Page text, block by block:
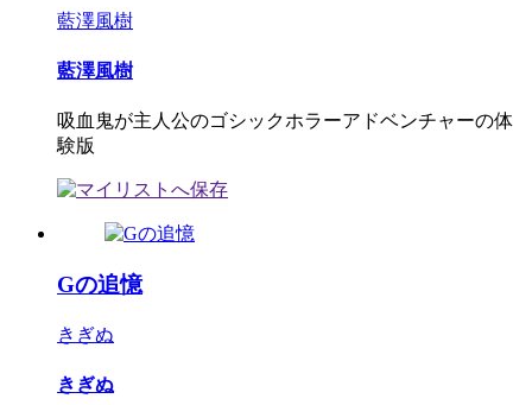
藍澤風樹
藍澤風樹
吸血鬼が主人公のゴシックホラーアドベンチャーの体
験版
Gの追憶
きぎぬ
きぎぬ